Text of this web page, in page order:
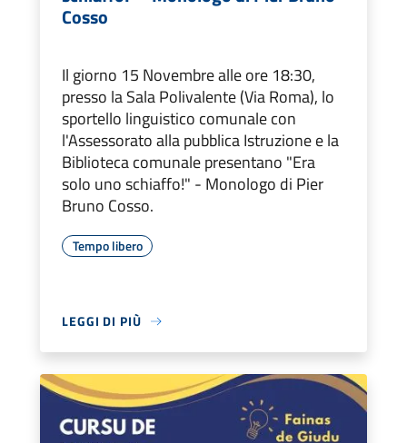
Cosso
Il giorno 15 Novembre alle ore 18:30,
presso la Sala Polivalente (Via Roma), lo
sportello linguistico comunale con
l'Assessorato alla pubblica Istruzione e la
Biblioteca comunale presentano "Era
solo uno schiaffo!" - Monologo di Pier
Bruno Cosso.
Tempo libero
LEGGI DI PIÙ